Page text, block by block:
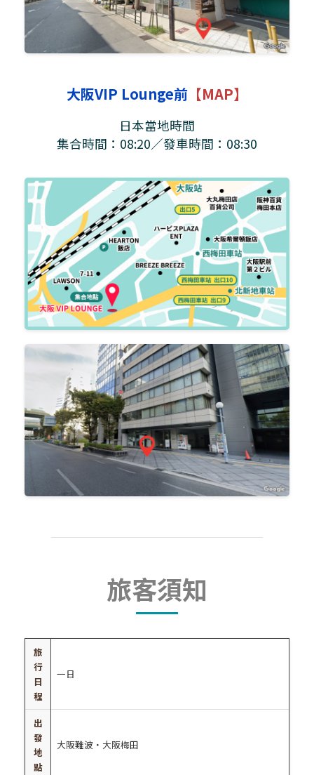
大阪VIP Lounge前 【MAP】
日本當地時間
集合時間：08:20／發車時間：08:30
旅客須知
旅
行
日
程
一日
出
發
地
點
大阪難波・大阪梅田